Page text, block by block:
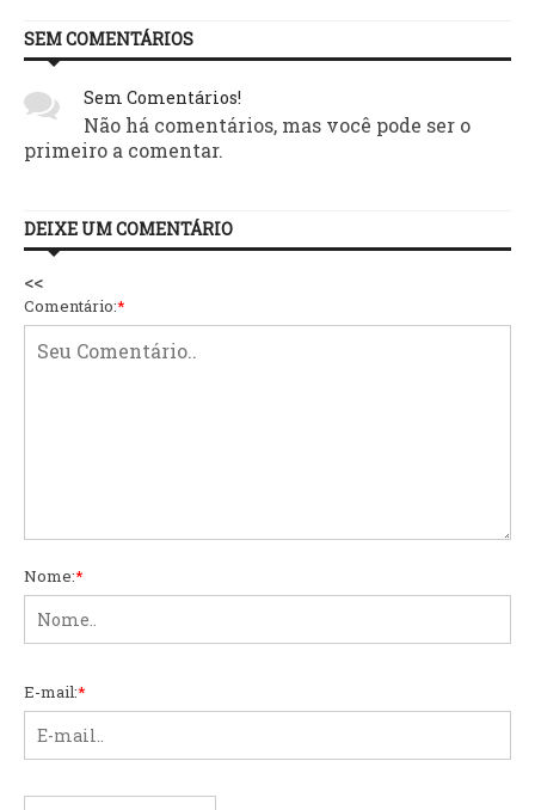
SEM COMENTÁRIOS
Sem Comentários!
Não há comentários, mas você pode ser o
primeiro a comentar.
DEIXE UM COMENTÁRIO
<<
Comentário:*
Nome:*
E-mail:*